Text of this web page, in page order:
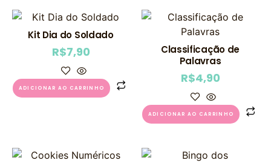
Kit Dia do Soldado
R$7,90
ADICIONAR AO CARRINHO
Classificação de
Palavras
R$4,90
ADICIONAR AO CARRINHO